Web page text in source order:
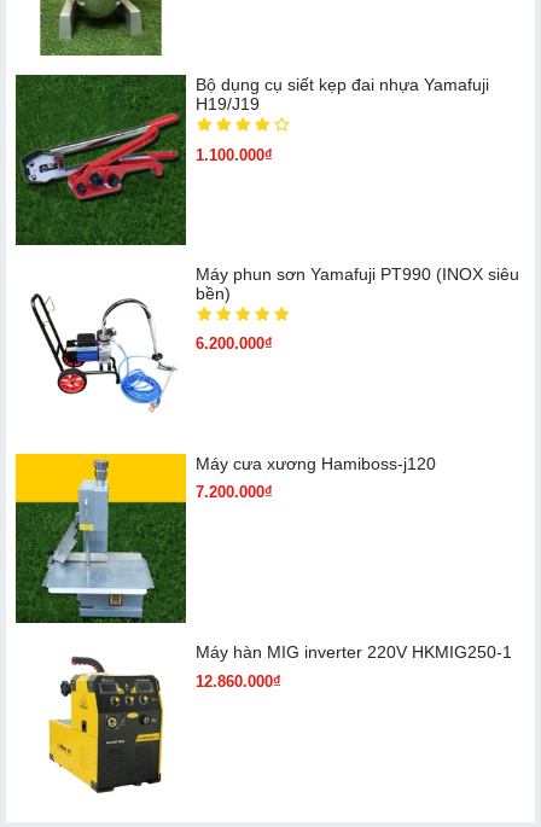
Bộ dụng cụ siết kẹp đai nhựa Yamafuji
H19/J19
1.100.000₫
Máy phun sơn Yamafuji PT990 (INOX siêu
bền)
6.200.000₫
Máy cưa xương Hamiboss-j120
7.200.000₫
Máy hàn MIG inverter 220V HKMIG250-1
12.860.000₫